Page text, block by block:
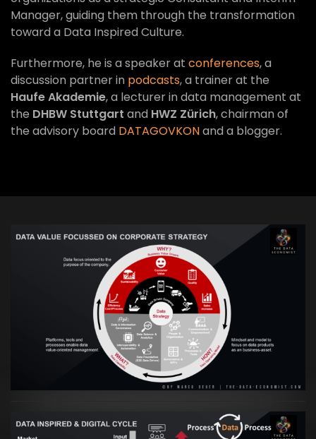
Manager, guiding them through the transformation
toward a Data Inspired Culture.
Furthermore, he is a speaker at conferences, a
discussion partner in podcasts, a trainer at the
Haufe Akademie, a lecturer in data management at
the DHBW Stuttgart and HWZ Zürich, chairman of
the advisory board DATAGOVKONand a blogger.
VIEW